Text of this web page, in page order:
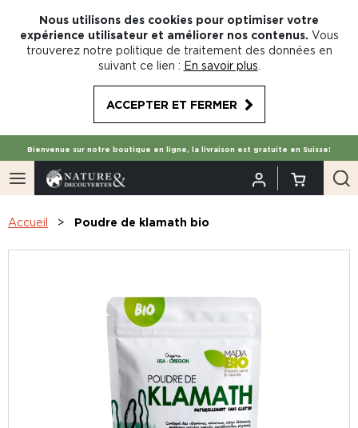
Nous utilisons des cookies pour optimiser votre
expérience utilisateur et améliorer nos contenus. Vous
trouverez notre politique de traitement des données en
suivant ce lien : En savoir plus
ACCEPTER ET FERMER
Bienvenue sur notre boutique en ligne, la livraison est gratuite en Suisse!
Accueil Poudre de klamath bio